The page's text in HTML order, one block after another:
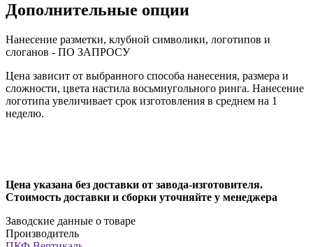
Дополнительные опции
Нанесение разметки, клубной символики, логотипов и
слоганов - ПО ЗАПРОСУ
Цена зависит от выбранного способа нанесения, размера и
сложности, цвета настила восьмиугольного ринга. Нанесение
логотипа увеличивает срок изготовления в среднем на 1
неделю.
Цена указана без доставки от завода-изготовителя.
Стоимость доставки и сборки уточняйте у менеджера
Заводские данные о товаре
Производитель